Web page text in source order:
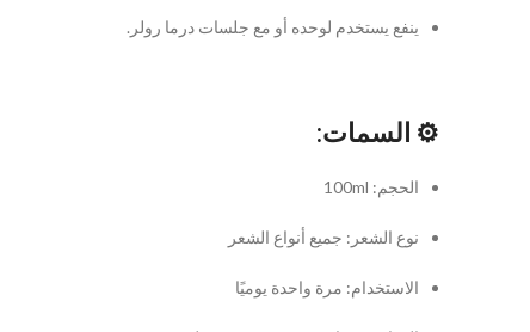
ينفع يستخدم لوحده أو مع جلسات درما رولر.
⚙️ السمات:
الحجم: 100ml
نوع الشعر: جميع أنواع الشعر
الاستخدام: مرة واحدة يوميًا